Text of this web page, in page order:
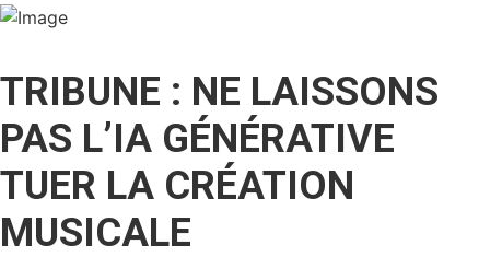
TRIBUNE : NE LAISSONS
PAS L’IA GÉNÉRATIVE
TUER LA CRÉATION
MUSICALE